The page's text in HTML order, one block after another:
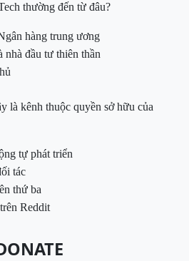
thường đến từ đâu?
hàng trung ương
nhà đầu tư thiên thần
là kênh thuộc quyền sở hữu của
tự phát triển
tác
thứ ba
Reddit